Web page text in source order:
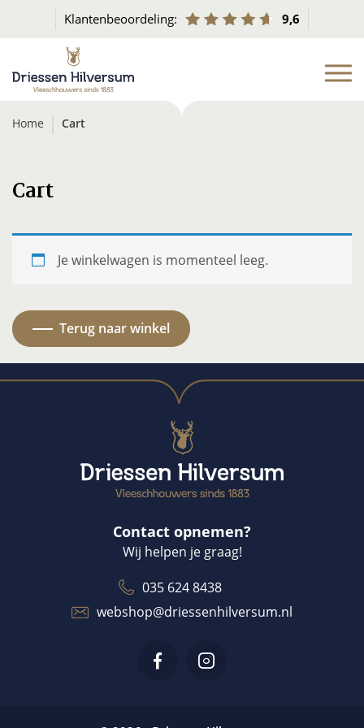
Klantenbeoordeling: 9,6
Home Cart
Cart
Je winkelwagen is momenteel leeg.
Terug naar winkel
Contact opnemen?
Wij helpen je graag!
035 624 8438
webshop@driessenhilversum.nl